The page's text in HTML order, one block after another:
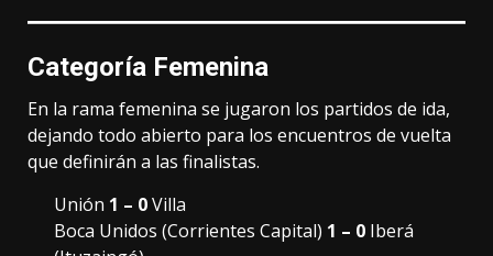
Categoría Femenina
En la rama femenina se jugaron los partidos de ida,
dejando todo abierto para los encuentros de vuelta
que definirán a las finalistas.
Unión 1 – 0Villa
Boca Unidos (Corrientes Capital) 1 – 0 Iberá